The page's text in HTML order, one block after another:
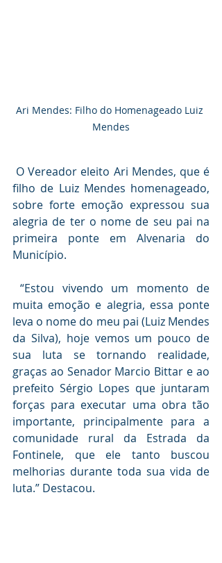
Ari Mendes: Filho do Homenageado Luiz
Mendes
O Vereador eleito Ari Mendes, que é
filho de Luiz Mendes homenageado,
sobre forte emoção expressou sua
alegria de ter o nome de seu pai na
primeira ponte em Alvenaria do
Município.
“Estou vivendo um momento de
muita emoção e alegria, essa ponte
leva o nome do meu pai (Luiz Mendes
da Silva), hoje vemos um pouco de
sua luta se tornando realidade,
graças ao Senador Marcio Bittar e ao
prefeito Sérgio Lopes que juntaram
forças para executar uma obra tão
importante, principalmente para a
comunidade rural da Estrada da
Fontinele, que ele tanto buscou
melhorias durante toda sua vida de
luta.” Destacou.